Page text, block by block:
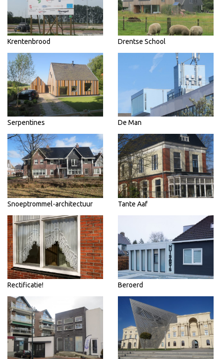
Krentenbrood Drentse School
Serpentines De Man
Snoeptrommel-architectuur Tante Aaf
Rectificatie! Beroerd